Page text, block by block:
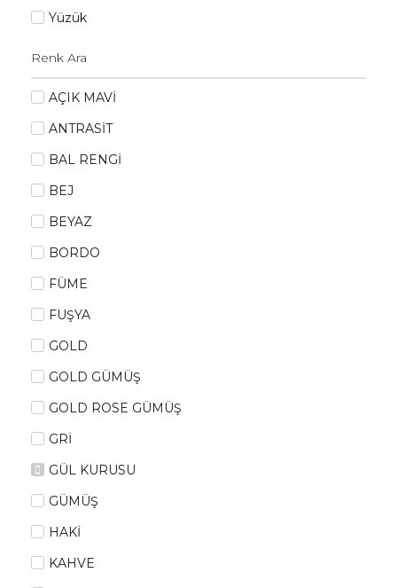
Yüzük
AÇIK MAVİ
ANTRASİT
BAL RENGİ
BEJ
BEYAZ
BORDO
FÜME
FUŞYA
GOLD
GOLD GÜMÜŞ
GOLD ROSE GÜMÜŞ
GRİ
GÜL KURUSU
GÜMÜŞ
HAKİ
KAHVE